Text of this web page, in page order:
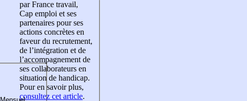
par France travail,
Cap emploi et ses
partenaires pour ses
actions concrètes en
faveur du recrutement,
de l’intégration et de
l’accompagnement de
ses collaborateurs en
situation de handicap.
Pour en savoir plus,
consultez cet article.